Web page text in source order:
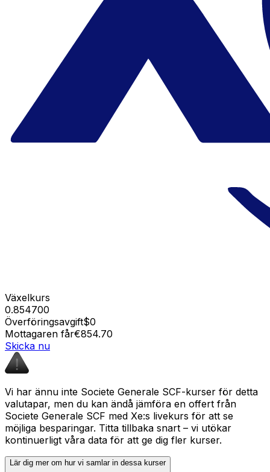
Växelkurs
0.854700
Överföringsavgift$0
Mottagaren får€854.70
Skicka nu
Vi har ännu inte Societe Generale SCF-kurser för detta
valutapar, men du kan ändå jämföra en offert från
Societe Generale SCF med Xe:s livekurs för att se
möjliga besparingar. Titta tillbaka snart – vi utökar
kontinuerligt våra data för att ge dig fler kurser.
Lär dig mer om hur vi samlar in dessa kurser